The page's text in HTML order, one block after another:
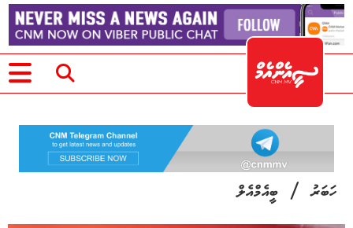
ހަބަރު/ ބީއެމްއެލް